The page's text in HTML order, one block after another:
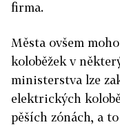
firma.
Města ovšem
koloběžek v
ministerstva lze
elektrických
pěších zónách, a